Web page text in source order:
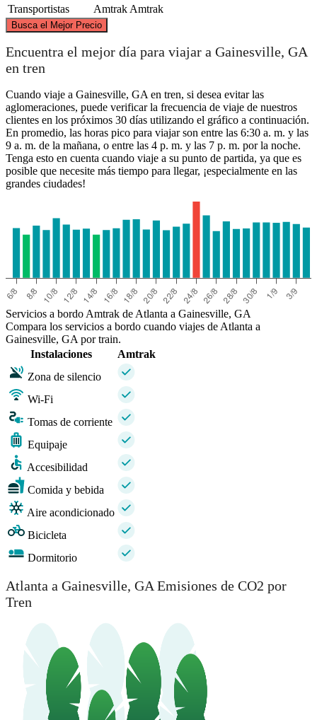
Transportistas
Amtrak Amtrak
Busca el Mejor Precio
Atlanta, GA
©
Encuentra el mejor día para viajar a Gainesville, GA
en tren
Cuando viaje a Gainesville, GA en tren, si desea evitar las
aglomeraciones, puede verificar la frecuencia de viaje de nuestros
clientes en los próximos 30 días utilizando el gráfico a continuación.
En promedio, las horas pico para viajar son entre las 6:30 a. m. y las
9 a. m. de la mañana, o entre las 4 p. m. y las 7 p. m. por la noche.
Tenga esto en cuenta cuando viaje a su punto de partida, ya que es
posible que necesite más tiempo para llegar, ¡especialmente en las
grandes ciudades!
Servicios a bordo Amtrak de Atlanta a Gainesville, GA
Compara los servicios a bordo cuando viajes de Atlanta a
Gainesville, GA por train.
Instalaciones
Amtrak
Zona de silencio
Wi-Fi
Tomas de corriente
Equipaje
Accesibilidad
Comida y bebida
Aire acondicionado
Bicicleta
Dormitorio
Atlanta a Gainesville, GA Emisiones de CO2 por
Tren